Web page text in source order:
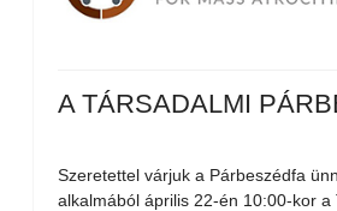
A TÁRSADALMI
Szeretettel várjuk a Párbeszédfa
alkalmából április 22-én 10:00-kor a